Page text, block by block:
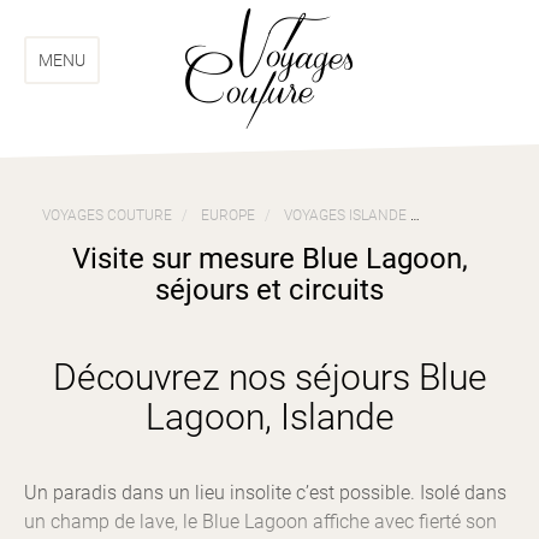
menu
contenuMENU
VOYAGES COUTURE EUROPE VOYAGES ISLANDE
Visite sur mesure Blue Lagoon,
séjours et circuits
Découvrez nos séjours Blue
Lagoon, Islande
Un paradis dans un lieu insolite c’est possible. Isolé dans
un champ de lave, le Blue Lagoon affiche avec fierté son